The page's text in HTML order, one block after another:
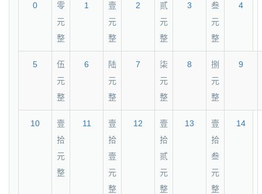
0
零
元
整
1
壹
元
整
2
贰
元
整
3
叁
元
整
4
5
伍
元
整
6
陆
元
整
7
柒
元
整
8
捌
元
整
9
10
壹
拾
元
整
11
壹
拾
壹
元
整
12
壹
拾
贰
元
整
13
壹
拾
叁
元
整
14